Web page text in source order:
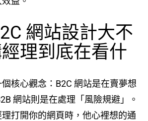
網站設計大不
理到底在看什
核心觀念：B2C 網站是在賣夢想
網站則是在處理「風險規避」。
打開你的網頁時，他心裡想的通